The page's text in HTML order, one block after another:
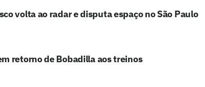
volta ao radar e disputa espaço no São Paulo
retorno de Bobadilla aos treinos